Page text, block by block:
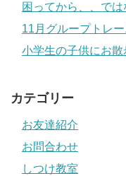
困ってから、、で
11月グループトレ
小学生の子供にお散
カテゴリー
お友達紹介
お問合わせ
しつけ教室